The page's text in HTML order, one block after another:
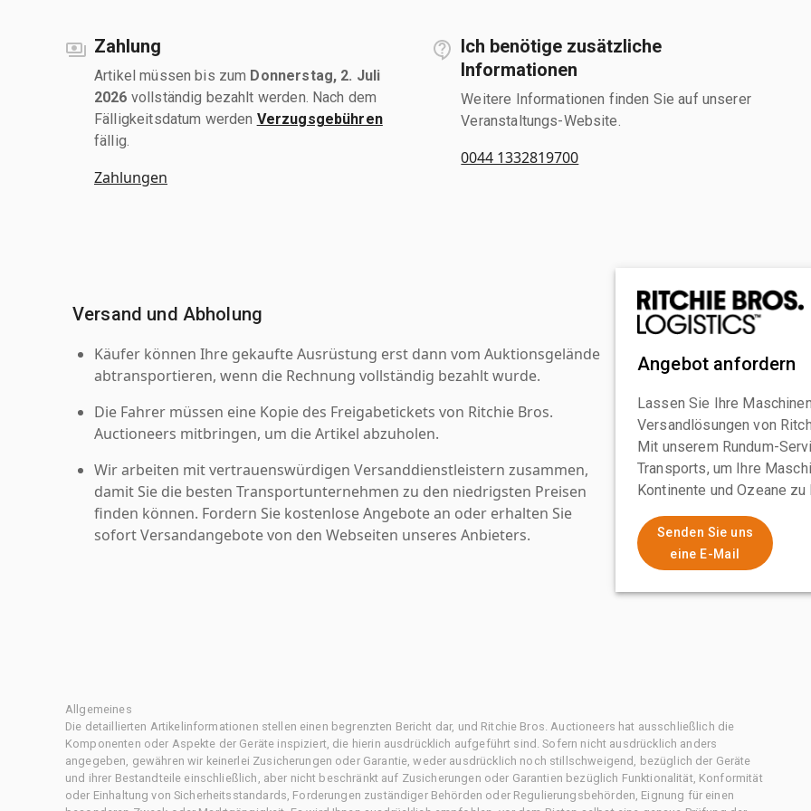
Zahlung
Artikel müssen bis zum Donnerstag, 2. Juli
2026 vollständig bezahlt werden. Nach dem
Fälligkeitsdatum werden Verzugsgebühren
fällig.
Zahlungen
Ich benötige zusätzliche
Informationen
Weitere Informationen finden Sie auf unserer
Veranstaltungs-Website.
0044 1332819700
Versand und Abholung
Käufer können Ihre gekaufte Ausrüstung erst dann vom Auktionsgelände
abtransportieren, wenn die Rechnung vollständig bezahlt wurde.
Die Fahrer müssen eine Kopie des Freigabetickets von Ritchie Bros.
Auctioneers mitbringen, um die Artikel abzuholen.
Wir arbeiten mit vertrauenswürdigen Versanddienstleistern zusammen,
damit Sie die besten Transportunternehmen zu den niedrigsten Preisen
finden können. Fordern Sie kostenlose Angebote an oder erhalten Sie
sofort Versandangebote von den Webseiten unseres Anbieters.
Angebot anfordern
Lassen Sie Ihre
Versandlösungen von
Mit unserem Rundum-
Transports, um Ihre
Kontinente und Ozeane zu
Senden Sie uns
eine E-Mail
Allgemeines
Die detaillierten Artikelinformationen stellen einen begrenzten Bericht dar, und Ritchie Bros. Auctioneers hat ausschließlich die
Komponenten oder Aspekte der Geräte inspiziert, die hierin ausdrücklich aufgeführt sind. Sofern nicht ausdrücklich anders
angegeben, gewähren wir keinerlei Zusicherungen oder Garantie, weder ausdrücklich noch stillschweigend, bezüglich der Geräte
und ihrer Bestandteile einschließlich, aber nicht beschränkt auf Zusicherungen oder Garantien bezüglich Funktionalität, Konformität
oder Einhaltung von Sicherheitsstandards, Forderungen zuständiger Behörden oder Regulierungsbehörden, Eignung für einen